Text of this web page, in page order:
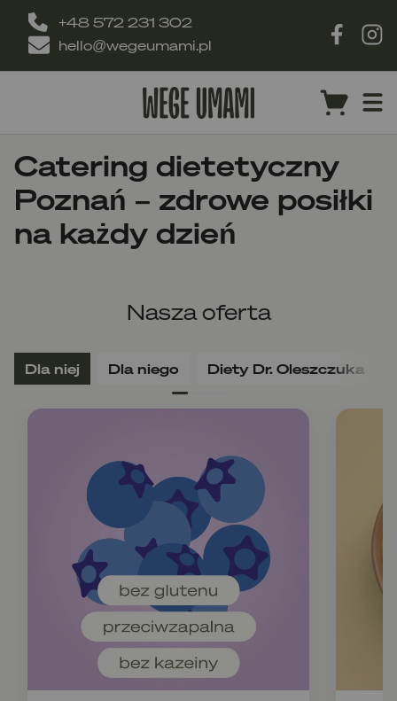
+48 572 231 302
hello@wegeumami.pl
Catering dietetyczny
Poznań – zdrowe posiłki
na każdy dzień
Nasza oferta
Dla niej Dla niego Diety Dr. Oleszczuka